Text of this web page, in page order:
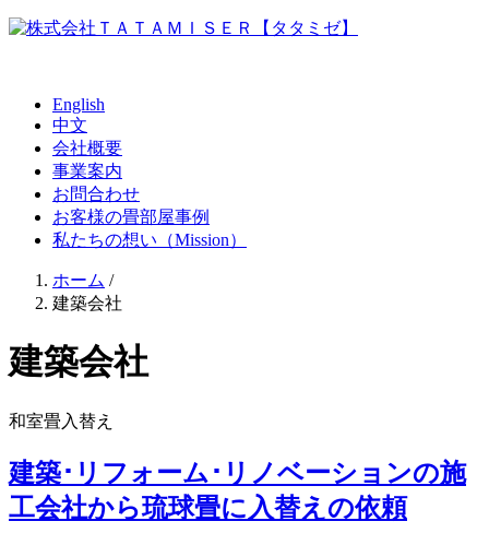
English
中文
会社概要
事業案内
お問合わせ
お客様の畳部屋事例
私たちの想い（Mission）
ホーム /
建築会社
建築会社
和室畳入替え
建築･リフォーム･リノベーションの施
工会社から琉球畳に入替えの依頼